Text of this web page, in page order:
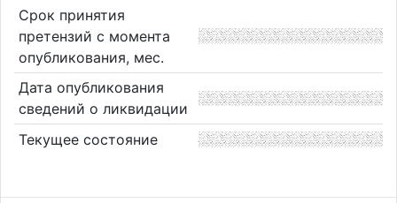
Срок принятия
претензий с момента
опубликования, мес.
Дата опубликования
сведений о ликвидации
Текущее состояние